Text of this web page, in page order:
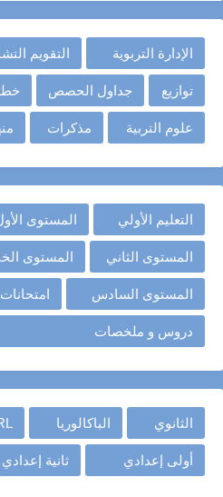
الإدارة التربوية التقويم
توازيع جداول الحصص
علوم التربية مذكرات
التعليم الأولي المستوى
المستوى الثاني المستوى
المستوى السادس
دروس و ملخصات
الثانوي الباكالوريا
أولى إعدادي ثانية إعدادي